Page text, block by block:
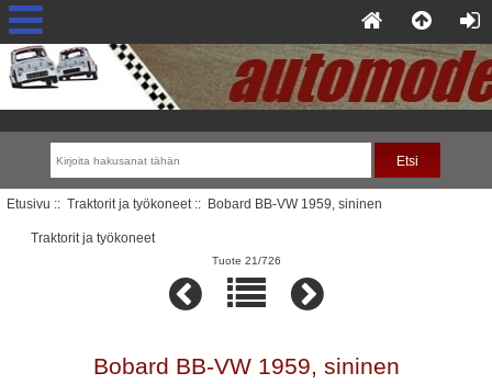
Etusivu :: Traktorit ja työkoneet:: Bobard BB-VW 1959, sininen
Traktorit ja työkoneet
Tuote 21/726
Bobard BB-VW 1959, sininen